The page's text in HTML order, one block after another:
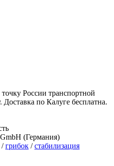
России транспортной
по Калуге бесплатна.
(Германия)
/грибок /стабилизация